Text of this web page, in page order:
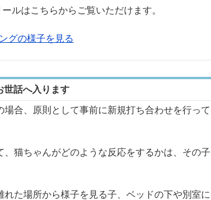
ルはこちらからご覧いただけます。
グの様子を見る
世話へ入ります
合、原則として事前に新規打ち合わせを行って
猫ちゃんがどのような反応をするかは、その子
た場所から様子を見る子、ベッドの下や別室に